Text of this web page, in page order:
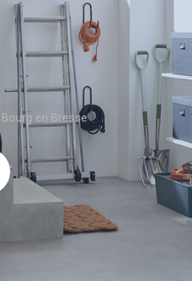
en Bresse